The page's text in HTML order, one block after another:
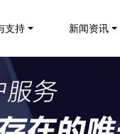
支持 新闻资讯